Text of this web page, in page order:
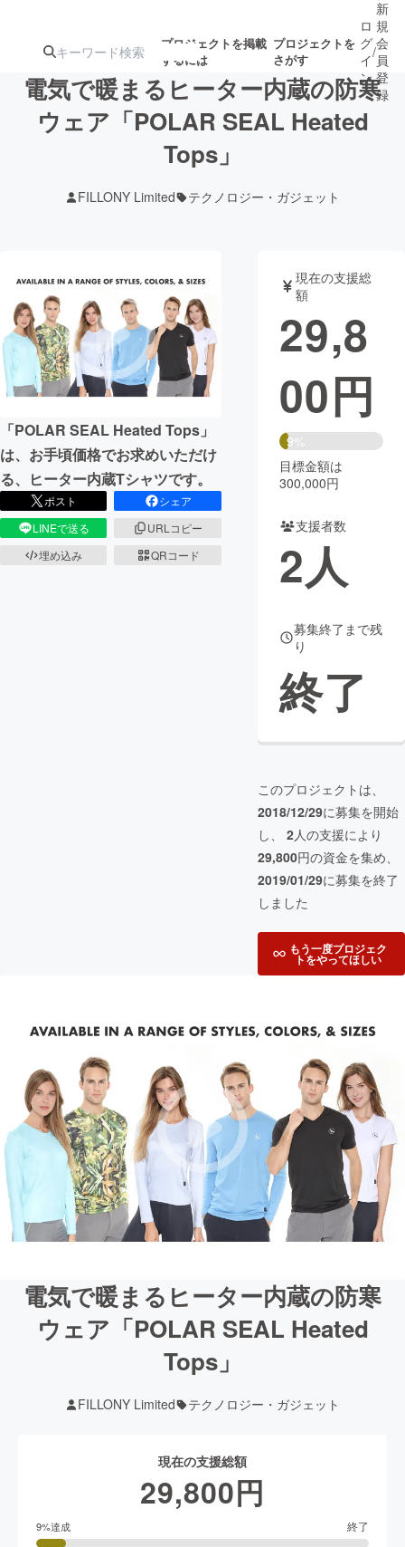
プロジェクトを掲載
するには
プロジェクトを
さがす
注目の新着プロ 募集終了が近いプ
テクノロジー・ガジェット
映像・映画 書籍・雑誌
ビジネス・起業 チャレンジ
まちづくり・地域活性化
CAMPFIRE for Social Good CAMPFIRE Creation
CAMPFIREふるさと納税
コミュニティ
ロ
グ
イ
ン
/
新
規
会
員
登
録
電気で暖まるヒーター内蔵の防寒
ウェア「POLAR SEAL Heated
Tops」
FILLONY Limited テクノロジー・ガジェット
「POLAR SEAL Heated Tops」
は、お手頃価格でお求めいただけ
る、ヒーター内蔵Tシャツです。
ポスト
シェア
LINEで送る
URLコピー
埋め込み
QRコード
現在の支援総
額
29,8
00円
9%
目標金額は
300,000円
支援者数
2人
募集終了まで残
り
終了
このプロジェクトは、
2018/12/29に募集を開始
し、 2人の支援により
29,800円の資金を集め、
2019/01/29に募集を終了
しました
もう一度プロジェク
トをやってほしい
電気で暖まるヒーター内蔵の防寒
ウェア「POLAR SEAL Heated
Tops」
FILLONY Limited テクノロジー・ガジェット
現在の支援総額
29,800円
9%達成 終了